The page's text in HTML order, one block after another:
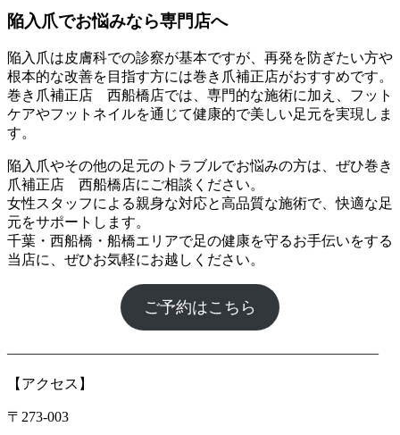
陥入爪でお悩みなら専門店へ
陥入爪は皮膚科での診察が基本ですが、再発を防ぎたい方や
根本的な改善を目指す方には巻き爪補正店がおすすめです。
巻き爪補正店 西船橋店では、専門的な施術に加え、フット
ケアやフットネイルを通じて健康的で美しい足元を実現しま
す。
陥入爪やその他の足元のトラブルでお悩みの方は、ぜひ巻き
爪補正店 西船橋店にご相談ください。
女性スタッフによる親身な対応と高品質な施術で、快適な足
元をサポートします。
千葉・西船橋・船橋エリアで足の健康を守るお手伝いをする
当店に、ぜひお気軽にお越しください。
ご予約はこちら
――――――――――――――――――――――――――
【アクセス】
〒273-003